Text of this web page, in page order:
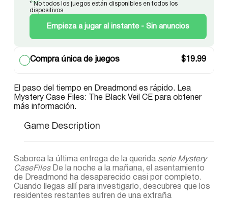
* No todos los juegos están disponibles en todos los
dispositivos
Empieza a jugar al instante - Sin anuncios
Compra única de juegos $19.99
El paso del tiempo en Dreadmond es rápido. Lea
Mystery Case Files: The Black Veil CE para obtener
más información.
Game Description
Saborea la última entrega de la querida serie Mystery
CaseFiles De la noche a la mañana, el asentamiento
de Dreadmond ha desaparecido casi por completo.
Cuando llegas allí para investigarlo, descubres que los
residentes restantes sufren de una extraña